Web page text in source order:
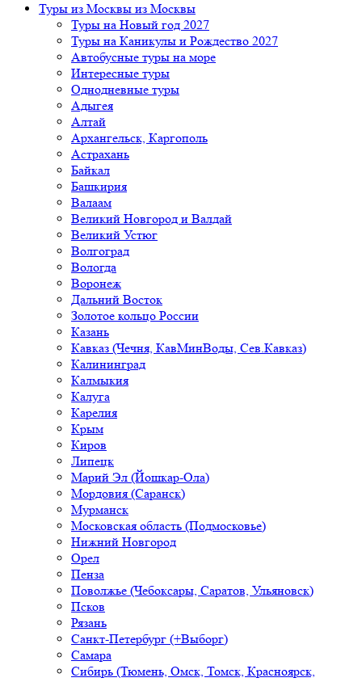
Туры из Москвы из Москвы
Туры на Новый год 2027
Туры на Каникулы и Рождество 2027
Автобусные туры на море
Интересные туры
Однодневные туры
Адыгея
Алтай
Архангельск, Каргополь
Астрахань
Байкал
Башкирия
Валаам
Великий Новгород и Валдай
Великий Устюг
Волгоград
Вологда
Воронеж
Дальний Восток
Золотое кольцо России
Казань
Кавказ (Чечня, КавМинВоды, Сев.Кавказ)
Калининград
Калмыкия
Калуга
Карелия
Крым
Киров
Липецк
Марий Эл (Йошкар-Ола)
Мордовия (Саранск)
Мурманск
Московская область (Подмосковье)
Нижний Новгород
Орел
Пенза
Поволжье (Чебоксары, Саратов, Ульяновск)
Псков
Рязань
Санкт-Петербург (+Выборг)
Самара
Сибирь (Тюмень, Омск, Томск, Красноярск,